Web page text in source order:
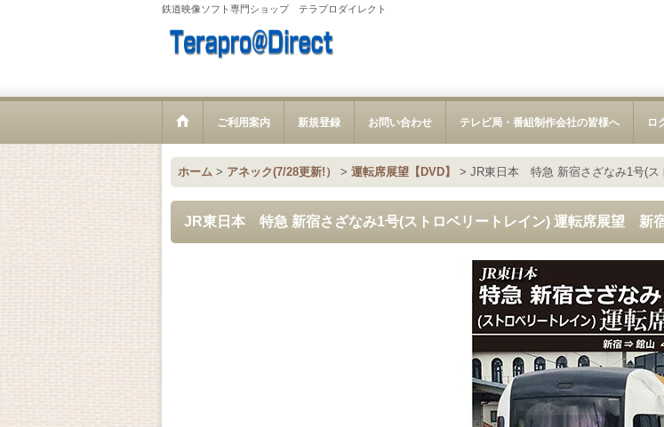
鉄道映像ソフト専門ショップ テラプロダイレクト
ご利用案内 新規登録 お問い合わせ テレビ局・番組制作会社の皆様へ ロ
ホーム > アネック(7/28更新!） > 運転席展望【DVD】 > JR東日本 特急 新宿さざなみ1号(ス
JR東日本 特急 新宿さざなみ1号(ストロベリートレイン) 運転席展望 新